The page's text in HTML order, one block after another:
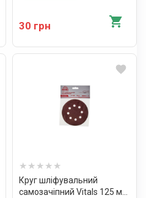
30 грн
Круг шліфувальний
самозачіпний Vitals 125 мм